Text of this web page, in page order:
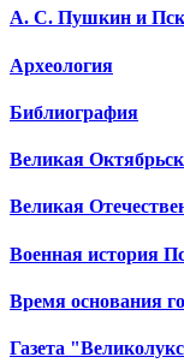
А. С. Пушкин и
Археология
Библиография
Великая
Великая
Военная история
Время основания
Газета